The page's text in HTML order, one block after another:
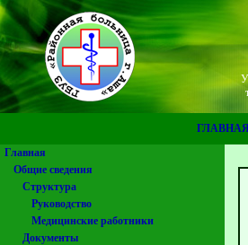
Главная
Общие сведения
Структура
Руководство
Медицинские работники
Документы